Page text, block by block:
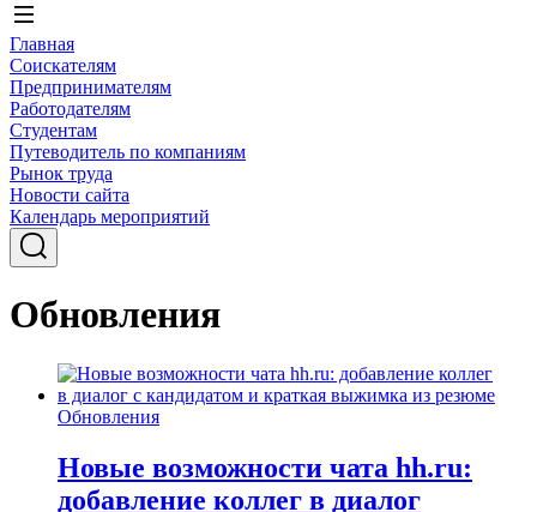
Главная
Соискателям
Предпринимателям
Работодателям
Студентам
Путеводитель по компаниям
Рынок труда
Новости сайта
Календарь мероприятий
Обновления
Обновления
Новые возможности чата hh.ru:
добавление коллег в диалог